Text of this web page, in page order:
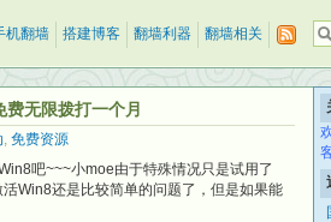
机翻墙 搭建博客 翻墙利器 翻墙相关
无限拨打一个月
, 免费资源
吧~~~小moe由于特殊情况只是试用了
Win8还是比较简单的问题了，但是如果能